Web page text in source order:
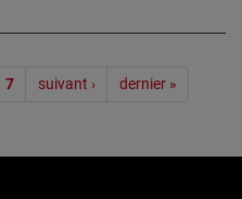
7 suivant › dernier »